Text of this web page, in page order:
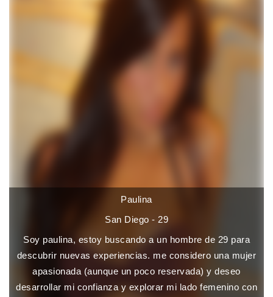
Paulina
San Diego - 29
Soy paulina, estoy buscando a un hombre de 29 para
descubrir nuevas experiencias. me considero una mujer
apasionada (aunque un poco reservada) y deseo
desarrollar mi confianza y explorar mi lado femenino con